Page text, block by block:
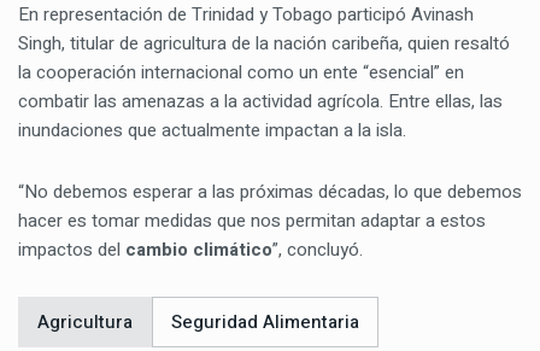
En representación de Trinidad y Tobago participó Avinash
Singh, titular de agricultura de la nación caribeña, quien resaltó
la cooperación internacional como un ente “esencial” en
combatir las amenazas a la actividad agrícola. Entre ellas, las
inundaciones que actualmente impactan a la isla.
“No debemos esperar a las próximas décadas, lo que debemos
hacer es tomar medidas que nos permitan adaptar a estos
impactos del cambio climático”, concluyó.
Agricultura Seguridad Alimentaria